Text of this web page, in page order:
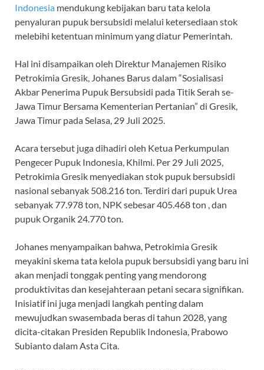
Indonesia mendukung kebijakan baru tata kelola
penyaluran pupuk bersubsidi melalui ketersediaan stok
melebihi ketentuan minimum yang diatur Pemerintah.
Hal ini disampaikan oleh Direktur Manajemen Risiko
Petrokimia Gresik, Johanes Barus dalam “Sosialisasi
Akbar Penerima Pupuk Bersubsidi pada Titik Serah se-
Jawa Timur Bersama Kementerian Pertanian” di Gresik,
Jawa Timur pada Selasa, 29 Juli 2025.
Acara tersebut juga dihadiri oleh Ketua Perkumpulan
Pengecer Pupuk Indonesia, Khilmi. Per 29 Juli 2025,
Petrokimia Gresik menyediakan stok pupuk bersubsidi
nasional sebanyak 508.216 ton. Terdiri dari pupuk Urea
sebanyak 77.978 ton, NPK sebesar 405.468 ton , dan
pupuk Organik 24.770 ton.
Johanes menyampaikan bahwa, Petrokimia Gresik
meyakini skema tata kelola pupuk bersubsidi yang baru ini
akan menjadi tonggak penting yang mendorong
produktivitas dan kesejahteraan petani secara signifikan.
Inisiatif ini juga menjadi langkah penting dalam
mewujudkan swasembada beras di tahun 2028, yang
dicita-citakan Presiden Republik Indonesia, Prabowo
Subianto dalam Asta Cita.